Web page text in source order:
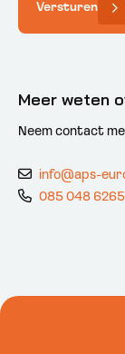
Meer weten
Neem contact
info@aps-
085 048 6265
Versturen